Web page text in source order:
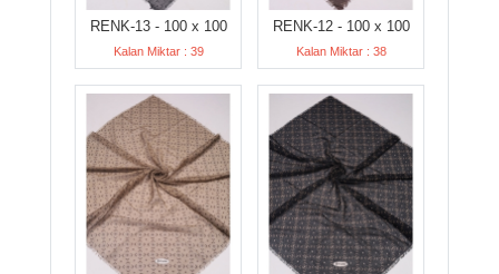
RENK-13 - 100 x 100
Kalan Miktar : 39
RENK-12 - 100 x 100
Kalan Miktar : 38